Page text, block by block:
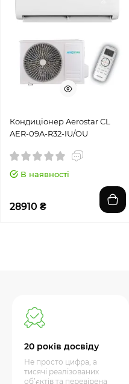
Кондиціонер Aerostar CL
AER-09A-R32-IU/OU
В наявності
28910 ₴
20 років досвіду
Не просто цифра, а
тисячі реалізованих
об’єктів та перевірена